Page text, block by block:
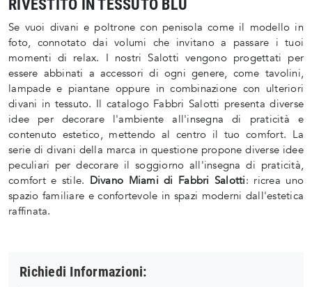
RIVESTITO IN TESSUTO BLU
Se vuoi divani e poltrone con penisola come il modello in
foto, connotato dai volumi che invitano a passare i tuoi
momenti di relax. I nostri Salotti vengono progettati per
essere abbinati a accessori di ogni genere, come tavolini,
lampade e piantane oppure in combinazione con ulteriori
divani in tessuto. Il catalogo Fabbri Salotti presenta diverse
idee per decorare l'ambiente all'insegna di praticità e
contenuto estetico, mettendo al centro il tuo comfort. La
serie di divani della marca in questione propone diverse idee
peculiari per decorare il soggiorno all'insegna di praticità,
comfort e stile. Divano Miami di Fabbri Salotti: ricrea uno
spazio familiare e confortevole in spazi moderni dall'estetica
raffinata.
Richiedi Informazioni: